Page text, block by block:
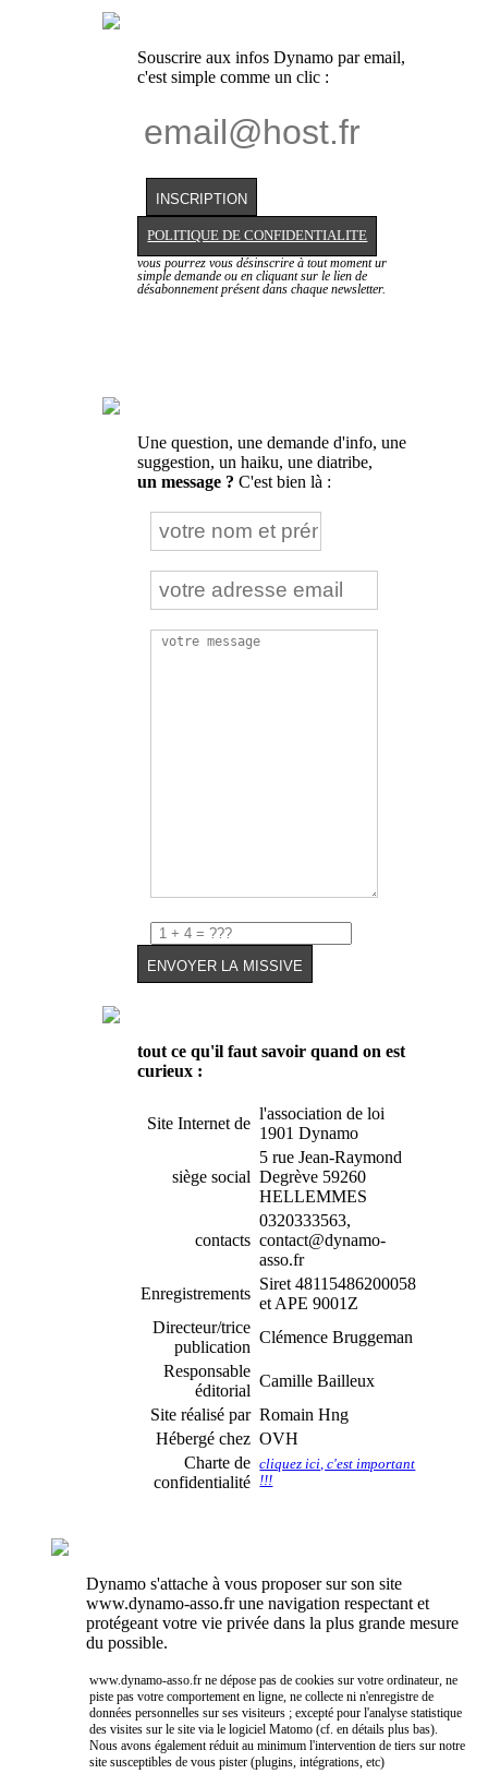
Souscrire aux infos Dynamo par email,
c'est simple comme un clic :
POLITIQUE DE CONFIDENTIALITE
vous pourrez vous désinscrire à tout moment ur
simple demande ou en cliquant sur le lien de
désabonnement présent dans chaque newsletter.
Une question, une demande d'info, une
suggestion, un haiku, une diatribe,
un message ? C'est bien là :
tout ce qu'il faut savoir quand on est
curieux :
Site Internet de
l'association de loi
1901 Dynamo
siège social
5 rue Jean-Raymond
Degrève 59260
HELLEMMES
contacts
0320333563,
contact@dynamo-
asso.fr
Enregistrements
Siret 48115486200058
et APE 9001Z
Directeur/trice
publication
Clémence Bruggeman
Responsable
éditorial
Camille Bailleux
Site réalisé par Romain Hng
Hébergé chez OVH
Charte de
confidentialité
cliquez ici, c'est important
!!!
Dynamo s'attache à vous proposer sur son site
www.dynamo-asso.fr une navigation respectant et
protégeant votre vie privée dans la plus grande mesure
du possible.
www.dynamo-asso.fr ne dépose pas de cookies sur votre ordinateur, ne
piste pas votre comportement en ligne, ne collecte ni n'enregistre de
données personnelles sur ses visiteurs ; excepté pour l'analyse statistique
des visites sur le site via le logiciel Matomo (cf. en détails plus bas).
Nous avons également réduit au minimum l'intervention de tiers sur notre
site susceptibles de vous pister (plugins, intégrations, etc)